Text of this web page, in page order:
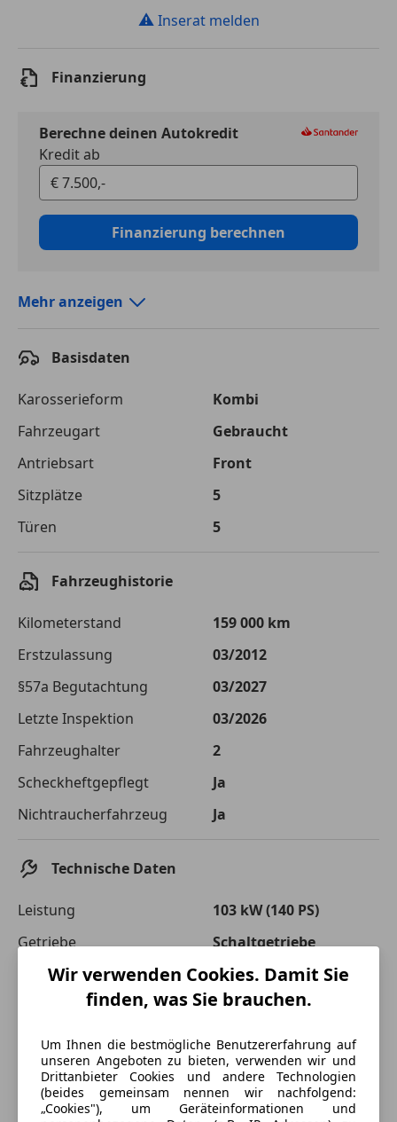
⚠ Inserat melden
Finanzierung
Berechne deinen Autokredit
Kredit ab
Finanzierung berechnen
Laufzeit
Kreditbetrag
€ 7 500,-
Zu zahlender
Gesamtbetrag
€ 11 916,-
Einberechnete Gebühren
€ 0,-
Effektivzinsatz
10,52 %
Der Kreditrechner enthält repräsentative Werte, zu denen wir
typischerweise Kredite vergeben. Der Sollzinssatz ist
bonitätsabhängig. Laufzeit mindestens 12, höchstens 120 Monate.
Gültig für Neukunden bei Online-Abschluss. Erfüllung banküblicher
Bonitätskriterien vorausgesetzt.
Jetzt berechnen
Mehr anzeigen
Basisdaten
Karosserieform
Kombi
Fahrzeugart
Gebraucht
Antriebsart
Front
Sitzplätze
5
Türen
5
Fahrzeughistorie
Kilometerstand
159 000 km
Erstzulassung
03/2012
§57a Begutachtung
03/2027
Letzte Inspektion
03/2026
Fahrzeughalter
2
Scheckheftgepflegt
Ja
Nichtraucherfahrzeug
Ja
Technische Daten
Leistung
103 kW (140 PS)
Getriebe
Schaltgetriebe
Hubraum
1 968 cm³
6
Zylinder
4
Wir verwenden Cookies. Damit Sie
finden, was Sie brauchen.
Um Ihnen die bestmögliche Benutzererfahrung auf
unseren Angeboten zu bieten, verwenden wir und
Drittanbieter Cookies und andere Technologien
(beides gemeinsam nennen wir nachfolgend:
„Cookies"), um Geräteinformationen und